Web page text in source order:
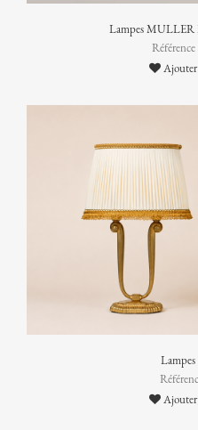
Lampes MULLER
Ajouter
Ajouter